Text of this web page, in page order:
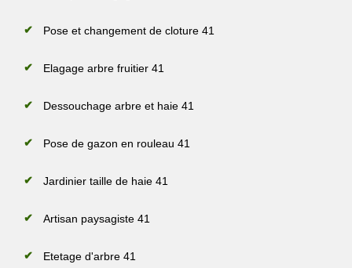
Pose et changement de cloture 41
Elagage arbre fruitier 41
Dessouchage arbre et haie 41
Pose de gazon en rouleau 41
Jardinier taille de haie 41
Artisan paysagiste 41
Etetage d'arbre 41